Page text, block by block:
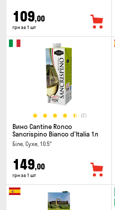
109,00
грн за 1 шт
(2)
Вино Cantine Ronco
Sancrispino Bianco d'Italia 1л
Біле, Сухе, 10.5°
149,00
грн за 1 шт